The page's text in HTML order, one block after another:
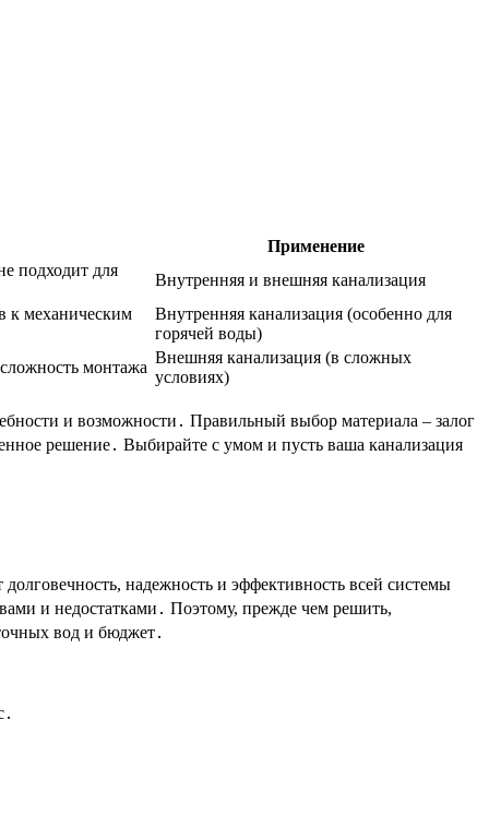
Применение
подходит для
Внутренняя и внешняя канализация
к механическим
Внутренняя канализация (особенно для
горячей воды)
монтажа
Внешняя канализация (в сложных
условиях)
и возможности․ Правильный выбор материала – залог
решение․ Выбирайте с умом и пусть ваша канализация
надежность и эффективность всей системы
и недостатками․ Поэтому, прежде чем решить,
вод и бюджет․